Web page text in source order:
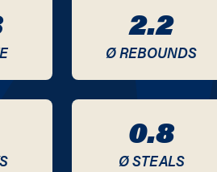
2.2
Ø REBOUNDS
0.8
Ø STEALS